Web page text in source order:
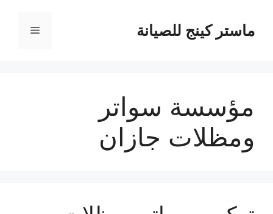
المحتوىماستر كينج للصيانة القائمة
مؤسسة سواتر
ومظلات جازان